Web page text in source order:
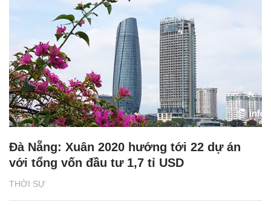
THỜI SỰ
Đà Nẵng: Xuân 2020 hướng tới 22 dự án
với tổng vốn đầu tư 1,7 tỉ USD